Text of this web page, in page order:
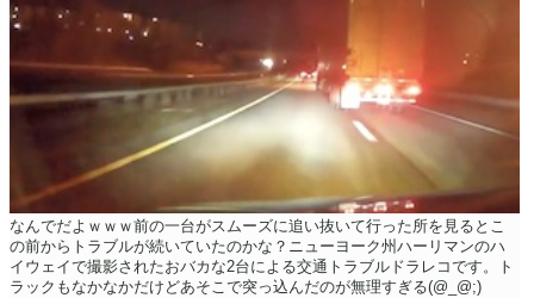
なんでだよｗｗｗ前の一台がスムーズに追い抜いて行った所を見るとこ
の前からトラブルが続いていたのかな？ニューヨーク州ハーリマンのハ
イウェイで撮影されたおバカな2台による交通トラブルドラレコです。ト
ラックもなかなかだけどあそこで突っ込んだのが無理すぎる(@_@;)